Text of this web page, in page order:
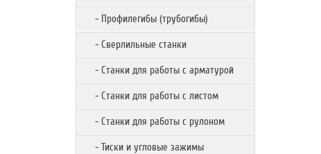
- Профилегибы (трубогибы)
- Сверлильные станки
- Станки для работы с арматурой
- Станки для работы с листом
- Станки для работы с рулоном
- Тиски и угловые зажимы